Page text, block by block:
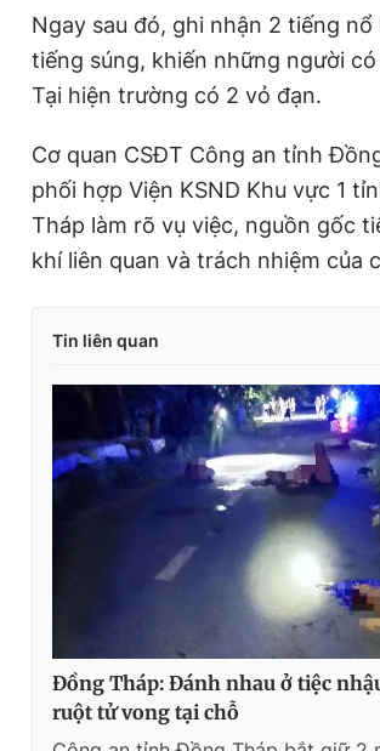
Ngay sau đó, ghi nhận 2 tiếng nổ
tiếng súng, khiến những người
Tại hiện trường có 2 vỏ đạn.
Cơ quan CSĐT Công an tỉnh
phối hợp Viện KSND Khu vực 1
Tháp làm rõ vụ việc, nguồn gốc
khí liên quan và trách nhiệm của
Tin liên quan
Đồng Tháp: Đánh nhau ở tiệc
ruột tử vong tại chỗ